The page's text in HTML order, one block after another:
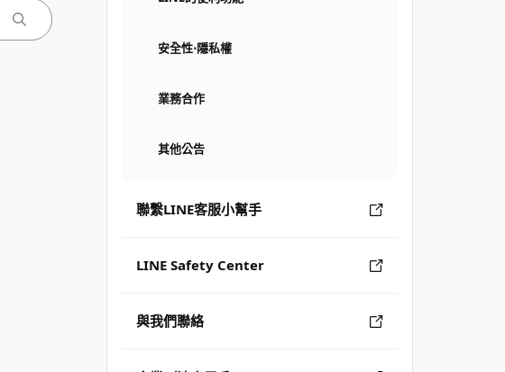
安全性⋅隱私權
業務合作
其他公告
聯繫LINE客服小幫手
LINE Safety Center
與我們聯絡